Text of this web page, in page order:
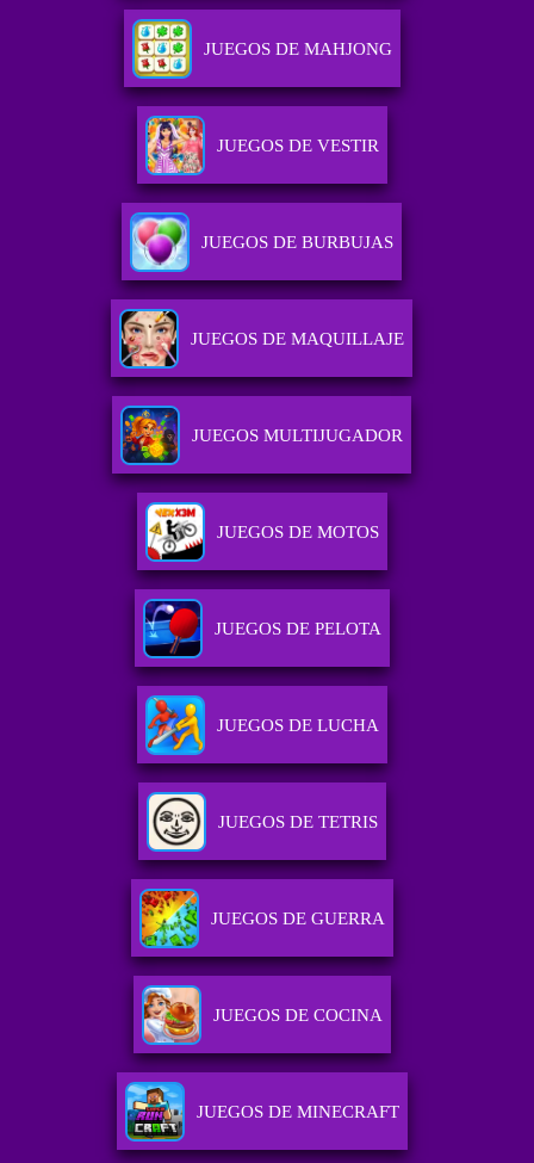
JUEGOS DE MAHJONG
JUEGOS DE VESTIR
JUEGOS DE BURBUJAS
JUEGOS DE MAQUILLAJE
JUEGOS MULTIJUGADOR
JUEGOS DE MOTOS
JUEGOS DE PELOTA
JUEGOS DE LUCHA
JUEGOS DE TETRIS
JUEGOS DE GUERRA
JUEGOS DE COCINA
JUEGOS DE MINECRAFT